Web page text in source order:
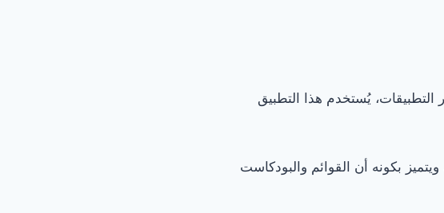
التطبيقات، يُستخدم هذا التطبيق
بكونه أن القوائم والبودكاست